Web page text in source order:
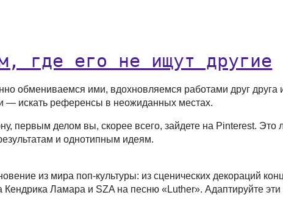
где его не ищут другие
обмениваемся ими, вдохновляемся работами друг друга
— искать референсы в неожиданных местах.
первым делом вы, скорее всего, зайдете на Pinterest. Это
и однотипным идеям.
из мира поп-культуры: из сценических декораций
Кендрика Ламара и SZA на песню «Luther». Адаптируйте